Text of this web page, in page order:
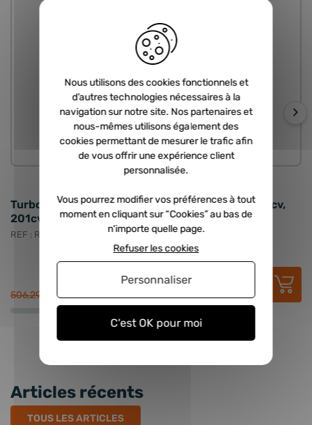
›
ECHANGE STANDARD
Turbo échange standard IHI - 2.0 TSI 200cv, 211cv,
201cv, 2.0 GTI 211cv
REF : RCD-06J145713K
506,29 € TTC
Articles récents
TOUS LES ARTICLES
Nous utilisons des cookies fonctionnels et
d’autres technologies nécessaires à la
navigation sur notre site. Nos partenaires et
nous-mêmes utilisons également des
cookies permettant de mesurer le trafic afin
de vous offrir une expérience client
personnalisée.
Vous pourrez modifier vos préférences à tout
moment en cliquant sur “Cookies” au bas de
n'importe quelle page.
C'est OK pour moi
Refuser les cookies
Personnaliser